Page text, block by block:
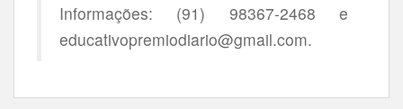
Informações: (91) 98367-2468 e
educativopremiodiario@gmail.com.